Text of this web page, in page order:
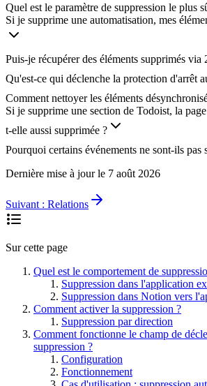
Quel est le paramètre de suppression le plus
Si je supprime une automatisation, mes
Puis-je récupérer des éléments supprimés via
Qu'est-ce qui déclenche la protection d'arrêt
Comment nettoyer les éléments
Si je supprime une section de Todoist, la
t-elle aussi supprimée ?
Pourquoi certains événements ne sont-ils pas
Dernière mise à jour le 7 août 2026
Suivant : Relations
Sur cette page
Quel est le comportement de
Suppression dans l'application
Suppression dans Notion vers
Comment activer la suppression ?
Suppression par direction
Comment fonctionne le champ de
suppression ?
Configuration
Fonctionnement